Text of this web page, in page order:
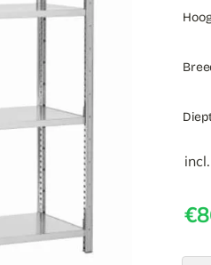
€